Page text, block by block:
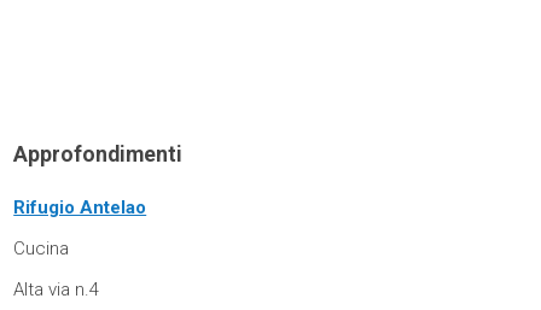
Approfondimenti
Rifugio Antelao
Cucina
Alta via n.4